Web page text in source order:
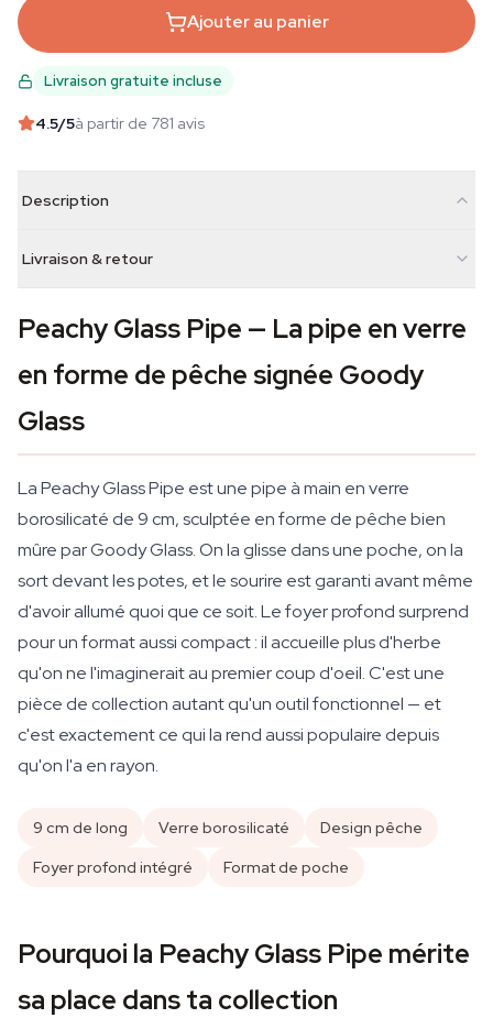
Ajouter au panier
Livraison gratuite incluse
4.5/5à partir de 781 avis
Description
Livraison & retour
Peachy Glass Pipe — La pipe en verre
en forme de pêche signée Goody
Glass
La Peachy Glass Pipe est une pipe à main en verre
borosilicaté de 9 cm, sculptée en forme de pêche bien
mûre par Goody Glass. On la glisse dans une poche, on la
sort devant les potes, et le sourire est garanti avant même
d'avoir allumé quoi que ce soit. Le foyer profond surprend
pour un format aussi compact : il accueille plus d'herbe
qu'on ne l'imaginerait au premier coup d'oeil. C'est une
pièce de collection autant qu'un outil fonctionnel — et
c'est exactement ce qui la rend aussi populaire depuis
qu'on l'a en rayon.
9 cm de long Verre borosilicaté
Design pêche
Foyer profond intégré
Format de poche
Pourquoi la Peachy Glass Pipe mérite
sa place dans ta collection